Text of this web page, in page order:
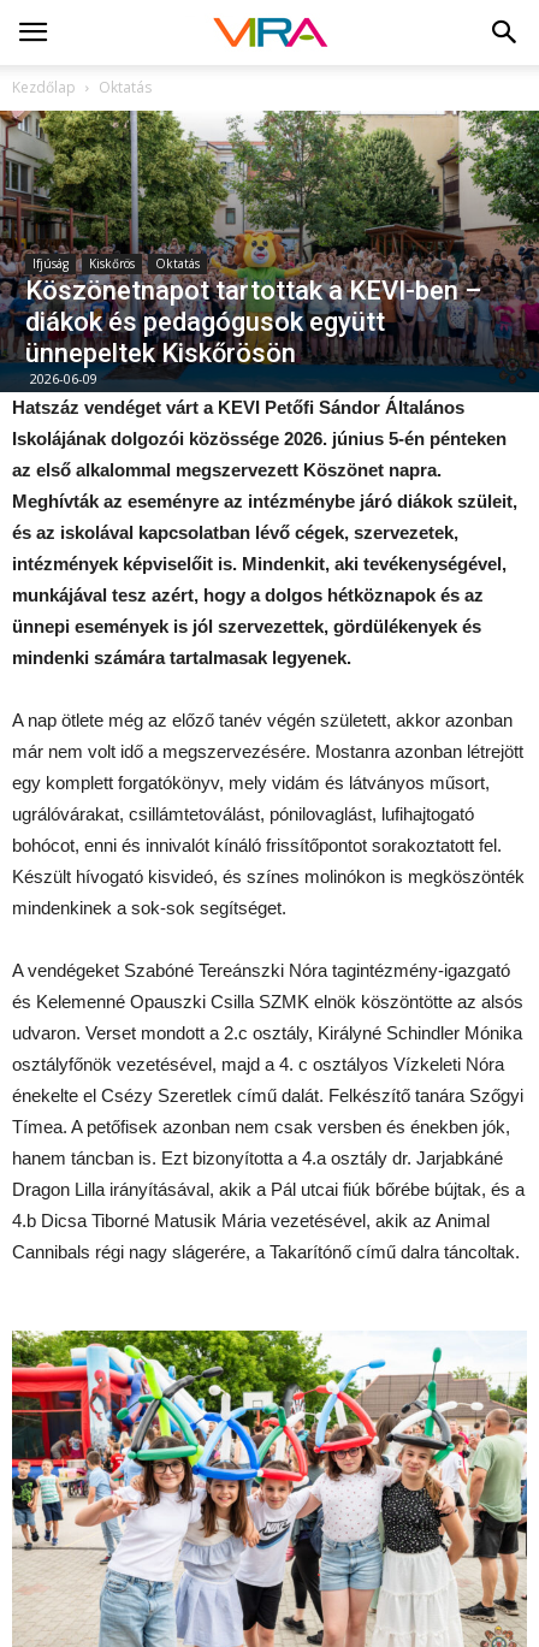
Kezdőlap Oktatás
Ifjúság Kiskőrös Oktatás
Köszönetnapot tartottak a KEVI-ben –
diákok és pedagógusok együtt
ünnepeltek Kiskőrösön
2026-06-09
Hatszáz vendéget várt a KEVI Petőfi Sándor Általános
Iskolájának dolgozói közössége 2026. június 5-én pénteken
az első alkalommal megszervezett Köszönet napra.
Meghívták az eseményre az intézménybe járó diákok szüleit,
és az iskolával kapcsolatban lévő cégek, szervezetek,
intézmények képviselőit is. Mindenkit, aki tevékenységével,
munkájával tesz azért, hogy a dolgos hétköznapok és az
ünnepi események is jól szervezettek, gördülékenyek és
mindenki számára tartalmasak legyenek.
A nap ötlete még az előző tanév végén született, akkor azonban
már nem volt idő a megszervezésére. Mostanra azonban létrejött
egy komplett forgatókönyv, mely vidám és látványos műsort,
ugrálóvárakat, csillámtetoválást, pónilovaglást, lufihajtogató
bohócot, enni és innivalót kínáló frissítőpontot sorakoztatott fel.
Készült hívogató kisvideó, és színes molinókon is megköszönték
mindenkinek a sok-sok segítséget.
A vendégeket Szabóné Tereánszki Nóra tagintézmény-igazgató
és Kelemenné Opauszki Csilla SZMK elnök köszöntötte az alsós
udvaron. Verset mondott a 2.c osztály, Királyné Schindler Mónika
osztályfőnök vezetésével, majd a 4. c osztályos Vízkeleti Nóra
énekelte el Csézy Szeretlek című dalát. Felkészítő tanára Szőgyi
Tímea. A petőfisek azonban nem csak versben és énekben jók,
hanem táncban is. Ezt bizonyította a 4.a osztály dr. Jarjabkáné
Dragon Lilla irányításával, akik a Pál utcai fiúk bőrébe bújtak, és a
4.b Dicsa Tiborné Matusik Mária vezetésével, akik az Animal
Cannibals régi nagy slágerére, a Takarítónő című dalra táncoltak.